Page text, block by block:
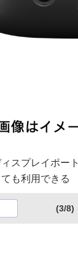
スプレイポー
も利用できる
(3/8)